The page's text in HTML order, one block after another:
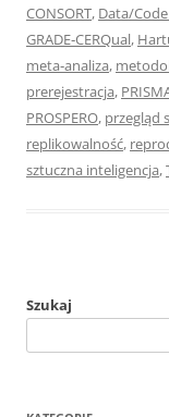
CONSORT, Data/
GRADE‑CERQual,
meta‑analiza,
prerejestracja,
PROSPERO, przegląd
replikowalność,
sztuczna inteligencja,
Szukaj